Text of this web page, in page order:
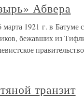
Абвера
1921 г. в Батуме
бежавших из
транзит